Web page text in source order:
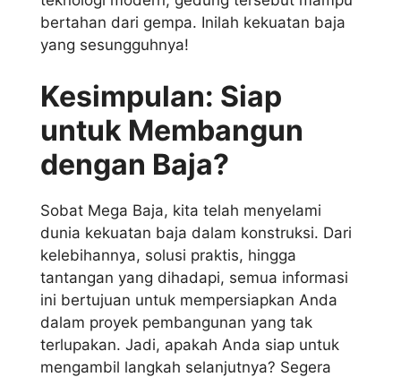
bertahan dari gempa. Inilah kekuatan baja
yang sesungguhnya!
Kesimpulan: Siap
untuk Membangun
dengan Baja?
Sobat Mega Baja, kita telah menyelami
dunia kekuatan baja dalam konstruksi. Dari
kelebihannya, solusi praktis, hingga
tantangan yang dihadapi, semua informasi
ini bertujuan untuk mempersiapkan Anda
dalam proyek pembangunan yang tak
terlupakan. Jadi, apakah Anda siap untuk
mengambil langkah selanjutnya? Segera